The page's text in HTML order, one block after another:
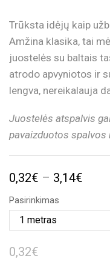
Trūksta idėjų kaip
Amžina klasika, tai
juostelės su baltais
atrodo apvyniotos ir
lengva, nereikalauja
Juostelės atspalvis
pavaizduotos spalvos
0,32€ – 3,14€
Pasirinkimas
0,32€